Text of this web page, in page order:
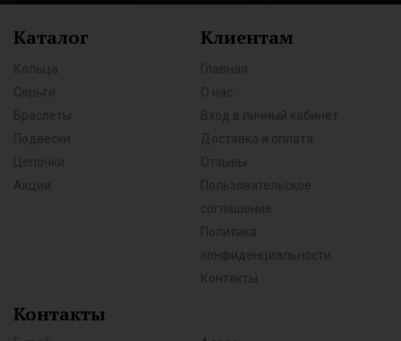
Каталог
Кольца
Серьги
Браслеты
Подвески
Цепочки
Акции
Клиентам
Главная
О нас
Вход в личный кабинет
Доставка и оплата
Отзывы
Пользовательское
соглашение
Политика
конфиденциальности
Контакты
Контакты